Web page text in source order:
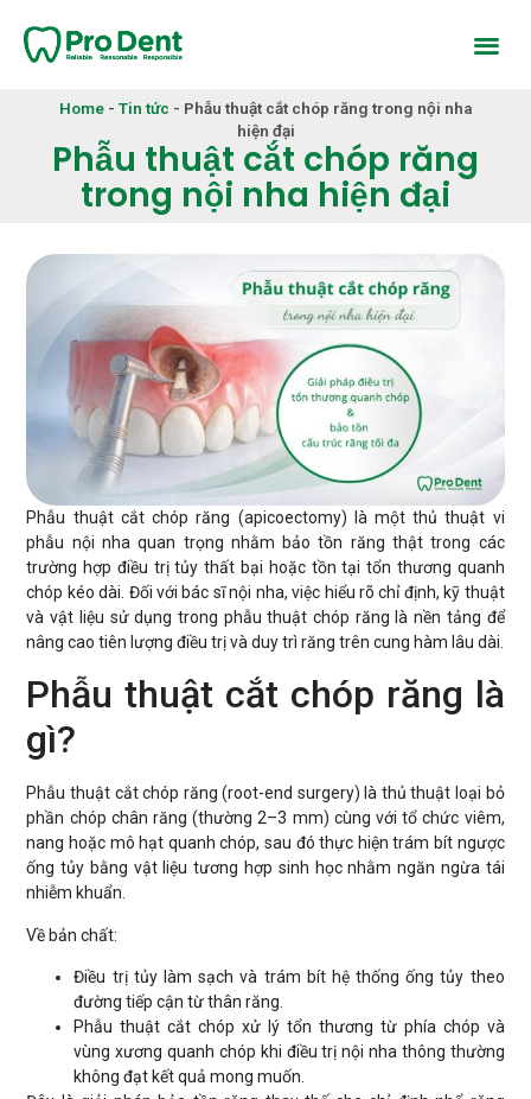
Home- Tin tức - Phẫu thuật cắt chóp răng trong nội nha
hiện đại
Phẫu thuật cắt chóp răng
trong nội nha hiện đại
Phẫu thuật cắt chóp răng (apicoectomy) là một thủ thuật vi
phẫu nội nha quan trọng nhằm bảo tồn răng thật trong các
trường hợp điều trị tủy thất bại hoặc tồn tại tổn thương quanh
chóp kéo dài. Đối với bác sĩ nội nha, việc hiểu rõ chỉ định, kỹ thuật
và vật liệu sử dụng trong phẫu thuật chóp răng là nền tảng để
nâng cao tiên lượng điều trị và duy trì răng trên cung hàm lâu dài.
Phẫu thuật cắt chóp răng là
gì?
Phẫu thuật cắt chóp răng (root-end surgery) là thủ thuật loại bỏ
phần chóp chân răng (thường 2–3 mm) cùng với tổ chức viêm,
nang hoặc mô hạt quanh chóp, sau đó thực hiện trám bít ngược
ống tủy bằng vật liệu tương hợp sinh học nhằm ngăn ngừa tái
nhiễm khuẩn.
Về bản chất:
Điều trị tủy làm sạch và trám bít hệ thống ống tủy theo
đường tiếp cận từ thân răng.
Phẫu thuật cắt chóp xử lý tổn thương từ phía chóp và
vùng xương quanh chóp khi điều trị nội nha thông thường
không đạt kết quả mong muốn.